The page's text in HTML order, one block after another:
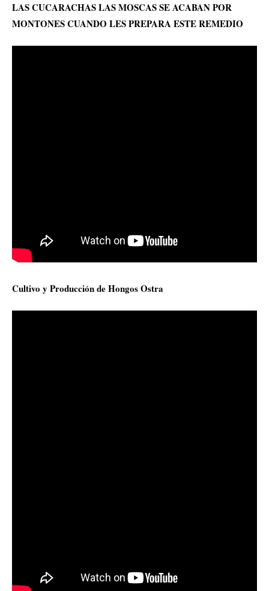
LAS CUCARACHAS LAS MOSCAS SE ACABAN POR
MONTONES CUANDO LES PREPARA ESTE REMEDIO
Cultivo y Producción de Hongos Ostra